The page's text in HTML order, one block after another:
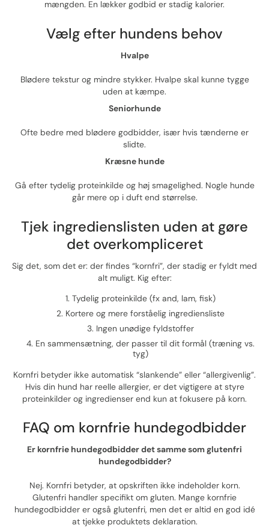
mængden. En lækker godbid er stadig kalorier.
Vælg efter hundens behov
Hvalpe
Blødere tekstur og mindre stykker. Hvalpe skal kunne tygge
uden at kæmpe.
Seniorhunde
Ofte bedre med blødere godbidder, især hvis tænderne er
slidte.
Kræsne hunde
Gå efter tydelig proteinkilde og høj smagelighed. Nogle hunde
går mere op i duft end størrelse.
Tjek ingredienslisten uden at gøre
det overkompliceret
Sig det, som det er: der findes “kornfri”, der stadig er fyldt med
alt muligt. Kig efter:
Tydelig proteinkilde (fx and, lam, fisk)
Kortere og mere forståelig ingrediensliste
Ingen unødige fyldstoffer
En sammensætning, der passer til dit formål (træning vs.
tyg)
Kornfri betyder ikke automatisk “slankende” eller “allergivenlig”.
Hvis din hund har reelle allergier, er det vigtigere at styre
proteinkilder og ingredienser end kun at fokusere på korn.
FAQ om kornfrie hundegodbidder
Er kornfrie hundegodbidder det samme som glutenfri
hundegodbidder?
Nej. Kornfri betyder, at opskriften ikke indeholder korn.
Glutenfri handler specifikt om gluten. Mange kornfrie
hundegodbidder er også glutenfri, men det er altid en god idé
at tjekke produktets deklaration.